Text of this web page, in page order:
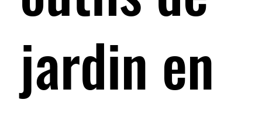
jardin en